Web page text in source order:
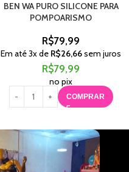
BEN WA PURO SILICONE PARA
POMPOARISMO
R$79,99
Em até3x de R$26,66sem juros
R$79,99
no pix
COMPRAR